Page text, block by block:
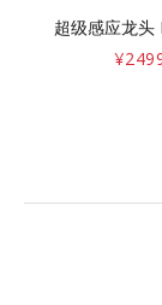
超级感应龙头
¥